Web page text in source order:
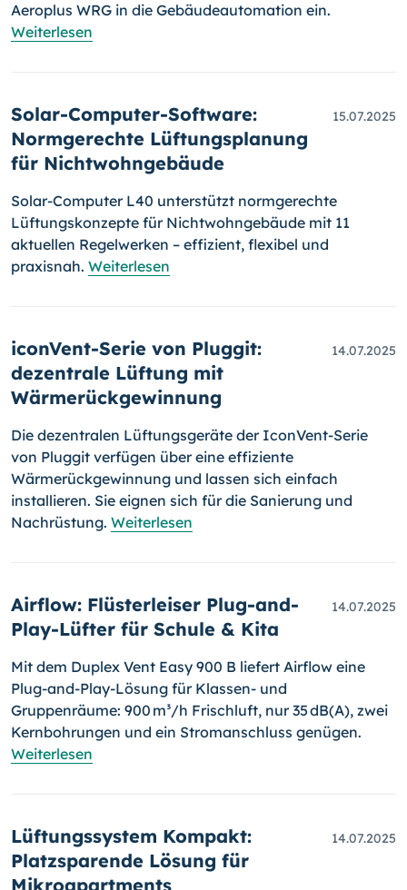
Aeroplus WRG in die Gebäudeautomation ein.
Weiterlesen
Solar-Computer-Software:
Normgerechte Lüftungsplanung
für Nichtwohngebäude
15.07.2025
Solar-Computer L40 unterstützt normgerechte
Lüftungskonzepte für Nichtwohngebäude mit 11
aktuellen Regelwerken – effizient, flexibel und
praxisnah. Weiterlesen
iconVent-Serie von Pluggit:
dezentrale Lüftung mit
Wärmerückgewinnung
14.07.2025
Die dezentralen Lüftungsgeräte der IconVent-Serie
von Pluggit verfügen über eine effiziente
Wärmerückgewinnung und lassen sich einfach
installieren. Sie eignen sich für die Sanierung und
Nachrüstung. Weiterlesen
Airflow: Flüsterleiser Plug-and-
Play-Lüfter für Schule & Kita
14.07.2025
Mit dem Duplex Vent Easy 900 B liefert Airflow eine
Plug-and-Play-Lösung für Klassen- und
Gruppenräume: 900 m³/h Frischluft, nur 35 dB(A), zwei
Kernbohrungen und ein Stromanschluss genügen.
Weiterlesen
Lüftungssystem Kompakt:
Platzsparende Lösung für
Mikroapartments
14.07.2025